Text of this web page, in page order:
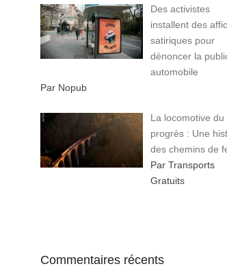
Des activistes
installent des
satiriques pour
dénoncer la
automobile
Par Nopub
La locomotive du
progrès : Une
des chemins de
Par Transports
Gratuits
Commentaires récents